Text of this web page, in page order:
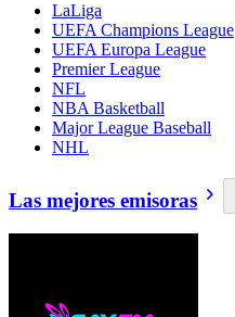
LaLiga
UEFA Champions League
UEFA Europa League
Premier League
NFL
NBA Basketball
Major League Baseball
NHL
Las mejores emisoras